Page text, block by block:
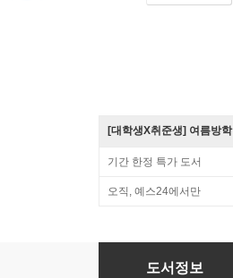
[대학생X취준생] 여름방학
기간 한정 특가 도서
오직, 예스24에서만
모두의 포토샵
도서정보